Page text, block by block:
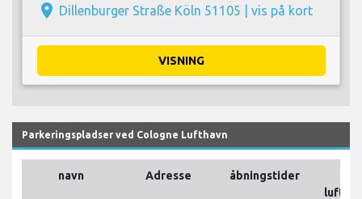
place Dillenburger Straße Köln 51105 | vis på kort
VISNING
Parkeringspladser ved Cologne Lufthavn
navn Adresse
åbningstider